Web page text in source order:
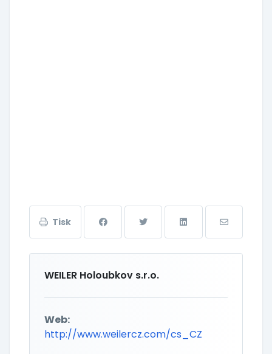
Tisk
WEILER Holoubkov s.r.o.
Web:
http://www.weilercz.com/cs_CZ